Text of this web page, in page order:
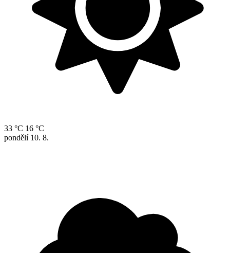
33 °C 16 °C
pondělí 10. 8.